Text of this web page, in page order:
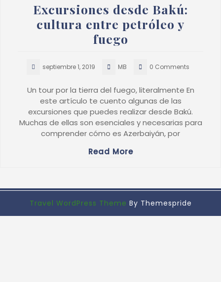
Excursiones desde Bakú:
cultura entre petróleo y
fuego
septiembre 1, 2019 MB 0 Comments
Un tour por la tierra del fuego, literalmente En
este artículo te cuento algunas de las
excursiones que puedes realizar desde Bakú.
Muchas de ellas son esenciales y necesarias para
comprender cómo es Azerbaiyán, por
Read More
Travel WordPress Theme By Themespride